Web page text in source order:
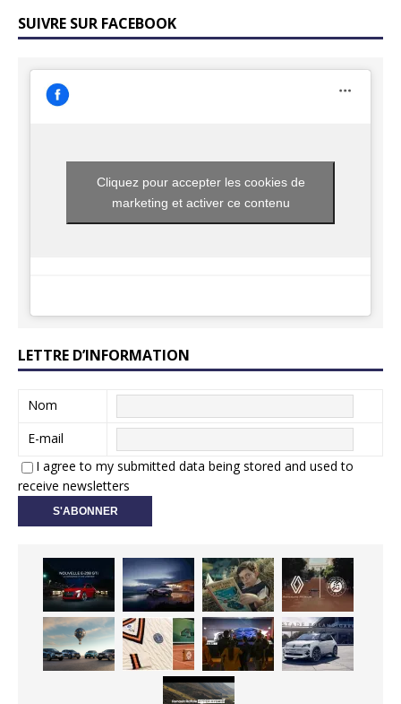
SUIVRE SUR FACEBOOK
Cliquez pour accepter les cookies de
marketing et activer ce contenu
LETTRE D’INFORMATION
Nom
E-mail
I agree to my submitted data being stored and used to
receive newsletters